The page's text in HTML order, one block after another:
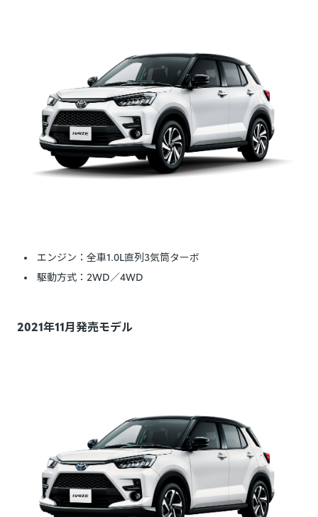
エンジン：全車1.0L直列3気筒ターボ
駆動方式：2WD／4WD
2021年11月発売モデル